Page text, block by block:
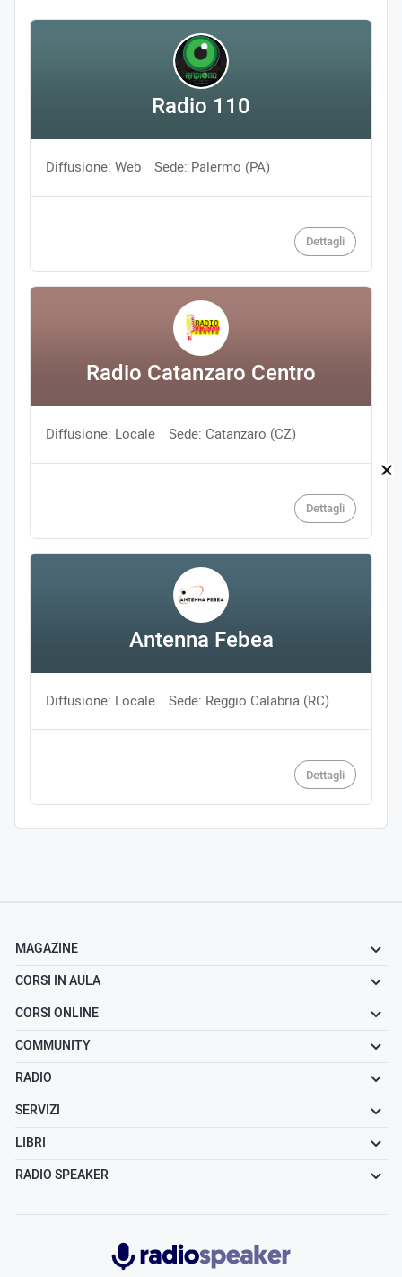
Radio 110
Diffusione: Web Sede: Palermo (PA)
Dettagli
Radio Catanzaro Centro
Diffusione: Locale Sede: Catanzaro (CZ)
Dettagli
Antenna Febea
Diffusione: Locale Sede: Reggio Calabria (RC)
Dettagli
MAGAZINE
CORSI IN AULA
CORSI ONLINE
COMMUNITY
RADIO
SERVIZI
LIBRI
RADIO SPEAKER
Radiospeaker.it